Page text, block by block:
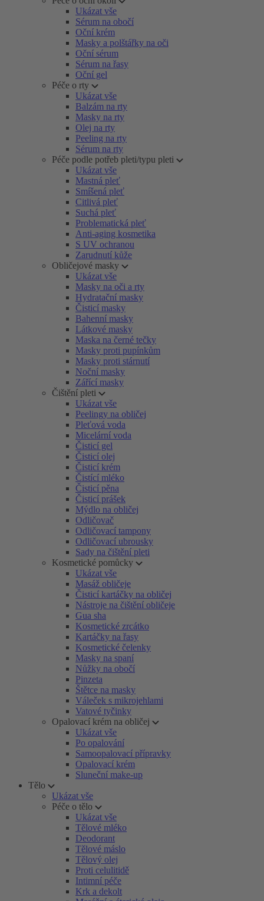
Ukázat vše
Sérum na obočí
Oční krém
Masky a polštářky na oči
Oční sérum
Sérum na řasy
Oční gel
Péče o rty
Ukázat vše
Balzám na rty
Masky na rty
Olej na rty
Peeling na rty
Sérum na rty
Péče podle potřeb pleti/typu pleti
Ukázat vše
Mastná pleť
Smíšená pleť
Citlivá pleť
Suchá pleť
Problematická pleť
Anti-aging kosmetika
S UV ochranou
Zarudnutí kůže
Obličejové masky
Ukázat vše
Masky na oči a rty
Hydratační masky
Čisticí masky
Bahenní masky
Látkové masky
Maska na černé tečky
Masky proti pupínkům
Masky proti stárnutí
Noční masky
Zářící masky
Čištění pleti
Ukázat vše
Peelingy na obličej
Pleťová voda
Micelární voda
Čisticí gel
Čisticí olej
Čisticí krém
Čistící mléko
Čisticí pěna
Čisticí prášek
Mýdlo na obličej
Odličovač
Odličovací tampony
Odličovací ubrousky
Sady na čištění pleti
Kosmetické pomůcky
Ukázat vše
Masáž obličeje
Čisticí kartáčky na obličej
Nástroje na čištění obličeje
Gua sha
Kosmetické zrcátko
Kartáčky na řasy
Kosmetické čelenky
Masky na spaní
Nůžky na obočí
Pinzeta
Štětce na masky
Váleček s mikrojehlami
Vatové tyčinky
Opalovací krém na obličej
Ukázat vše
Po opalování
Samoopalovací přípravky
Opalovací krém
Sluneční make-up
Tělo
Ukázat vše
Péče o tělo
Ukázat vše
Tělové mléko
Deodorant
Tělové máslo
Tělový olej
Proti celulitidě
Intimní péče
Krk a dekolt